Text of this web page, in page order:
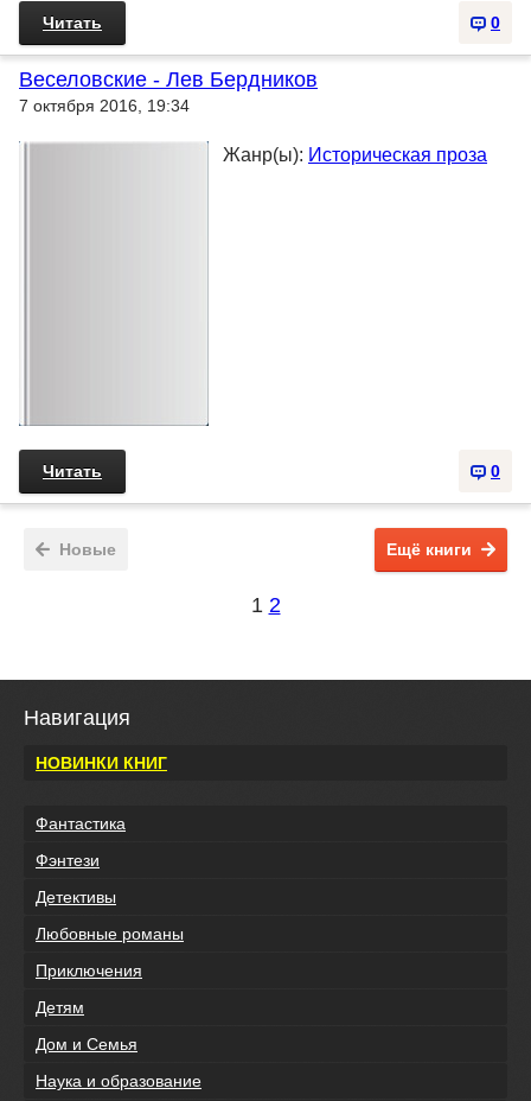
0
Читать
Веселовские - Лев Бердников
7 октября 2016, 19:34
Жанр(ы): Историческая проза
0
Читать
Новые Ещё книги
1 2
Навигация
НОВИНКИ КНИГ
Фантастика
Фэнтези
Детективы
Любовные романы
Приключения
Детям
Дом и Семья
Наука и образование